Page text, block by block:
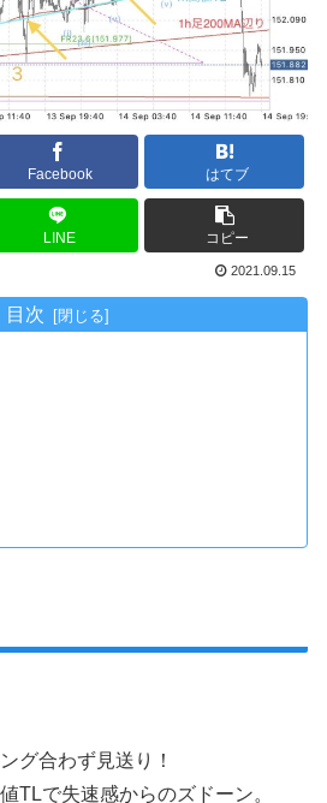
Facebook はてブ
LINE コピー
2021.09.15
目次
グ合わず見送り！
TLで失速感からのズドーン。